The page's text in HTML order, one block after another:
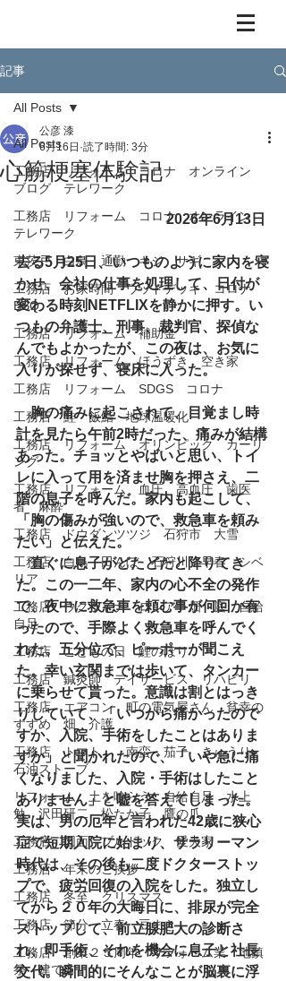
記事
All Posts
工務店 リフォーム コロナ オンライン
ブログ テレワーク
工務店 リフォーム コロナ オンライン
テレワーク
東茨戸 白鳥 通勤 キジ サギ
工務店 お家時間 ウッドデッキ コロナ
BBQ
工務店 リフォーム 補助金
工務店 リフォーム ほうずき 空き家
工務店 リフォーム SDGS コロナ
工務店 鮭 飯鮨 地球温暖化
工務店 リフォーム オリンピック カーリ
ング
工務店 リフォーム 血圧 高血圧 歯医
者 麻酔
工務店 ドウダンツツジ 石狩市 大雪
工務店 白鳥 田んぼ 石狩川 早春 シベ
リア
工務店 ウクライナ ロシア 畑 庭 自給
自足
工務店 こどもの日 鯉のぼり
工務店 鍼灸師 デイサービス リハビリ
工務店 エアコン 町の電気屋さん 貧幸の
すすめ 畑 介護
工務店 トマト 南蛮 茄子 きゅうり
石油ストーブ
リフォーム 土を喰らう 自給自足 水上
勉 沢田研二 松たか子 鷹の爪
工務店 図面 ブルドック 愛犬家
工務店 年末のご挨拶
工務店 冬至 クリスマス
工務店 節分 立春 豆まき
工務店 創業２５周年 リフォーム業 地鎮
祭 建て方
All Posts
心筋梗塞体験記
公彦 漆
6月16日 読了時間: 3分
2026年6月13日
去る5月25日、いつものように家内を寝
かせ、会社の仕事を処理して、日付が
変わる時刻NETFLIXを静かに押す。い
つもの弁護士、刑事、裁判官、探偵な
んでもよかったが、この夜は、お気に
入りが探せず、寝床に入った。
胸の痛みに起こされて、目覚まし時
計を見たら午前2時だった、痛みが結構
あった。チョッとやばいと思い、トイ
レに入って用を済ませ胸を押さえ、二
階の息子を呼んだ。家内も起こして、
「胸の傷みが強いので、救急車を頼み
たい」と伝えた。
直ぐに息子がどたどたと降りてき
た。この一二年、家内の心不全の発作
で、夜中に救急車を頼む事が何回か有
ったので、手際よく救急車を呼んでく
れた。五分位で、ピーポーが聞こえ
た。幸い玄関までは歩いて、タンカー
に乗らせて貰った。意識は割とはっき
りしていて、「いつから痛かったので
すか、入院、手術をしたことはありま
すか」と聞かれたので、「いや急に痛
くなりました、入院・手術はしたこと
ありません」と嘘を答えてしまった。
実は、男の厄年と言われた42歳に狭心
症で短期入院に始まり、サラリーマン
時代は、その後も二度ドクターストッ
プで、疲労回復の入院をした。独立し
てから２０年の大晦日に、排尿が完全
ストップして、前立腺肥大の診断さ
れ、即手術、それを機会に息子と社長
交代。瞬間的にそんなことが脳裏に浮